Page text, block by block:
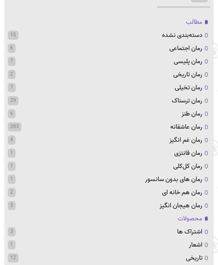
مطالب
دسته‌بندی نشده
15
رمان اجتماعی 6
رمان پلیسی 7
رمان تاریخی 2
رمان تخیلی 7
رمان ترسناک 29
رمان طنز 6
رمان عاشقانه 383
رمان غم انگیز 4
رمان فانتزی 1
رمان کل‌کلی 1
رمان های بدون سانسور 1
رمان هم خانه ای 2
رمان هیجان انگیز 3
محصولات
اشتراک ها
3
اشعار 1
تاریخی 12